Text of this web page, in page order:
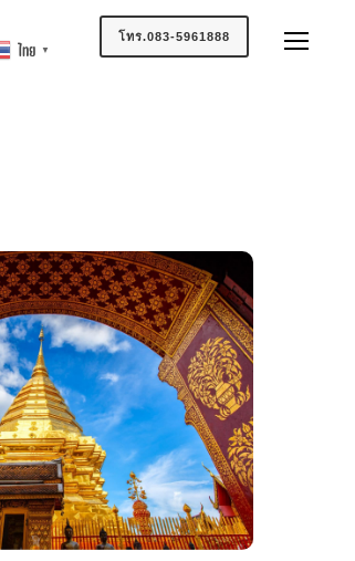
ไทย ▼
โทร.083-5961888